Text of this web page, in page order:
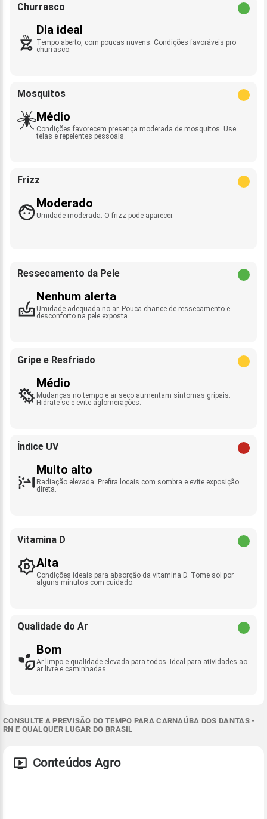
Churrasco
Dia ideal
Tempo aberto, com poucas nuvens. Condições favoráveis pro
churrasco.
Mosquitos
Médio
Condições favorecem presença moderada de mosquitos. Use
telas e repelentes pessoais.
Frizz
Moderado
Umidade moderada. O frizz pode aparecer.
Ressecamento da Pele
Nenhum alerta
Umidade adequada no ar. Pouca chance de ressecamento e
desconforto na pele exposta.
Gripe e Resfriado
Médio
Mudanças no tempo e ar seco aumentam sintomas gripais.
Hidrate-se e evite aglomerações.
Índice UV
Muito alto
Radiação elevada. Prefira locais com sombra e evite exposição
direta.
Vitamina D
Alta
Condições ideais para absorção da vitamina D. Tome sol por
alguns minutos com cuidado.
Qualidade do Ar
Bom
Ar limpo e qualidade elevada para todos. Ideal para atividades ao
ar livre e caminhadas.
CONSULTE A PREVISÃO DO TEMPO PARA CARNAÚBA DOS DANTAS -
RN E QUALQUER LUGAR DO BRASIL
Conteúdos Agro